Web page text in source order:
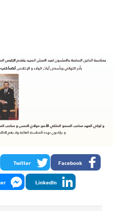
Facebook
Twitter
LinkedIn